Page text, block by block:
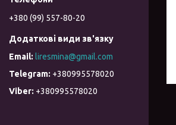
+380 (99) 557-80-20
liresmina@gmail.com
+380995578020
+380995578020